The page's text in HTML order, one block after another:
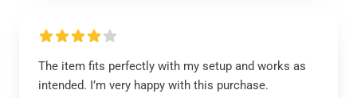
The item fits perfectly with my setup and works as
intended. I’m very happy with this purchase.